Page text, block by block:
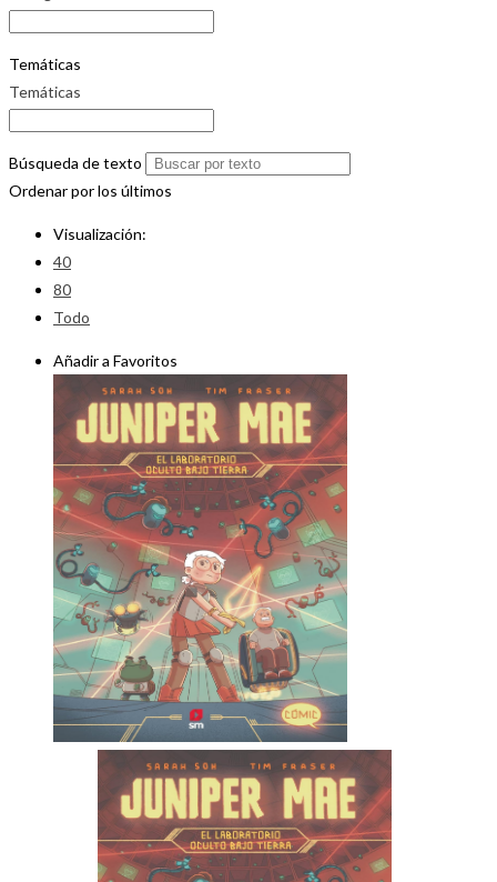
Temáticas
Temáticas
Búsqueda de texto
Ordenar por los últimos
Visualización:
40
80
Todo
Añadir a Favoritos